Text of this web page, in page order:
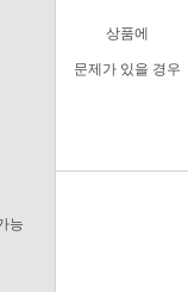
능
상품에
문제가 있을 경우